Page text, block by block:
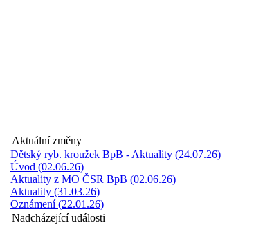
Aktuální změny
Dětský ryb. kroužek BpB - Aktuality (24.07.26)
Úvod (02.06.26)
Aktuality z MO ČSR BpB (02.06.26)
Aktuality (31.03.26)
Oznámení (22.01.26)
Nadcházející události